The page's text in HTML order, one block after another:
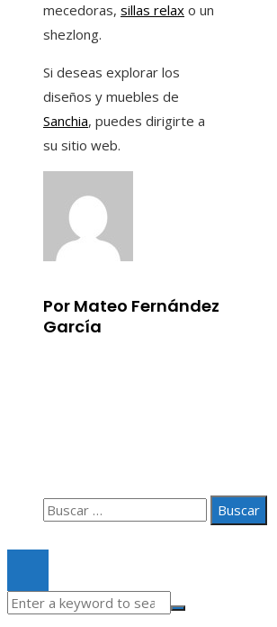
mecedoras, sillas relax o un
shezlong.
Si deseas explorar los
diseños y muebles de
Sanchia, puedes dirigirte a
su sitio web.
Por Mateo Fernández
García
Buscar: